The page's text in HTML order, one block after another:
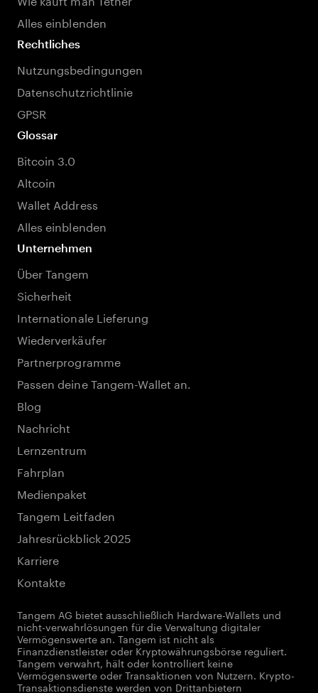
Alles einblenden
Rechtliches
Nutzungsbedingungen
Datenschutzrichtlinie
GPSR
Glossar
Bitcoin 3.0
Altcoin
Wallet Address
Alles einblenden
Unternehmen
Über Tangem
Sicherheit
Internationale Lieferung
Wiederverkäufer
Partnerprogramme
Passen deine Tangem-Wallet an.
Blog
Nachricht
Lernzentrum
Fahrplan
Medienpaket
Tangem Leitfaden
Jahresrückblick 2025
Karriere
Kontakte
Tangem AG bietet ausschließlich Hardware-Wallets und
nicht-verwahrlösungen für die Verwaltung digitaler
Vermögenswerte an. Tangem ist nicht als
Finanzdienstleister oder Kryptowährungsbörse reguliert.
Tangem verwahrt, hält oder kontrolliert keine
Vermögenswerte oder Transaktionen von Nutzern. Krypto-
Transaktionsdienste werden von Drittanbietern